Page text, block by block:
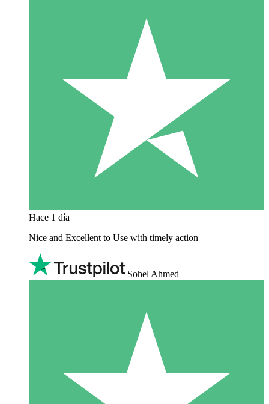
Hace 1 día
Nice and Excellent to Use with timely action
Sohel Ahmed